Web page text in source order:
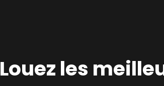
Louez les